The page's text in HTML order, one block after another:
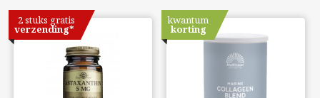
2 stuks gratis
verzending*
kwantum
korting